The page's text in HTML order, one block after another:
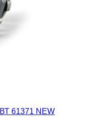
61371 NEW